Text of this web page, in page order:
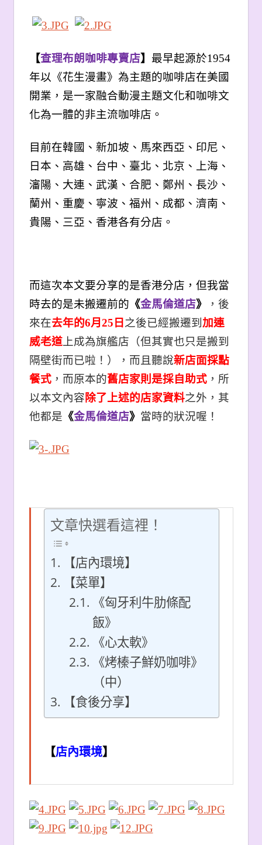
【查理布朗咖啡專賣店】 最早起源於1954
年以《花生漫畫》為主題的咖啡店在美國
開業，是一家融合動漫主題文化和咖啡文
化為一體的非主流咖啡店。
目前在韓國、新加坡、馬來西亞、印尼、
日本、高雄、台中、臺北、 北京、上海、
瀋陽、大連、武漢、合肥、鄭州、長沙、
蘭州、重慶、寧波、福州、成都、濟南、
貴陽、三亞、香港各有分店。
而這次本文要分享的是香港分店，但我當
時去的是未搬遷前的 《金馬倫道店》
，後
來在去年的6月25日 之後已經搬遷到 加連
威老道上成為旗艦店（但其實也只是搬到
隔壁街而已啦！），而且聽說新店面採點
餐式，而原本的舊店家則是採自助式，所
以本文內容除了上述的店家資料之外，其
他都是 《金馬倫道店》 當時的狀況喔！
文章快選看這裡！
【店內環境】
【菜單】
《匈牙利牛肋條配
飯》
《心太軟》
《烤榛子鮮奶咖啡》
（中）
【食後分享】
【店內環境】